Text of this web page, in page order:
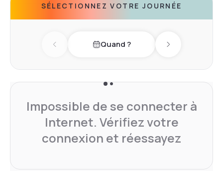
SÉLECTIONNEZ VOTRE JOURNÉE
Previous dayQuand ? Next day
Impossible de se connecter à
Internet. Vérifiez votre
connexion et réessayez